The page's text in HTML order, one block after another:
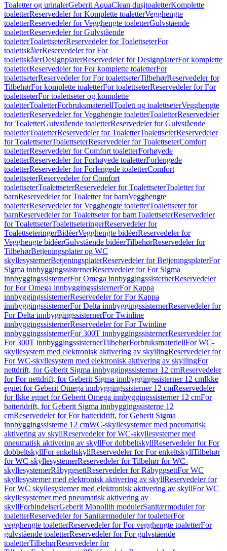
Toaletter og urinalerGeberit AquaClean dusjtoaletterKomplette
toaletterReservedeler for Komplette toaletterVegghengte
toaletterReservedeler for Vegghengte toaletterGulvstående
toaletterReservedeler for Gulvstående
toaletterToalettseterReservedeler for ToalettseterFor
toalettskålerReservedeler for For
toalettskålerDesignplaterReservedeler for DesignplaterFor komplette
toaletterReservedeler for For komplette toaletterFor
toalettseterReservedeler for For toalettseterTilbehørReservedeler for
TilbehørFor komplette toaletterFor toalettseterReservedeler for For
toalettseterFor toalettseter og komplette
toaletterToaletterForbruksmateriellToalett og toalettseterVegghengte
toaletterReservedeler for Vegghengte toaletterToaletterReservedeler
for ToaletterGulvstående toaletterReservedeler for Gulvstående
toaletterToaletterReservedeler for ToaletterToalettseterReservedeler
for ToalettseterToalettseterReservedeler for ToalettseterComfort
toaletterReservedeler for Comfort toaletterForhøyede
toaletterReservedeler for Forhøyede toaletterForlengede
toaletterReservedeler for Forlengede toaletterComfort
toalettseterReservedeler for Comfort
toalettseterToalettseterReservedeler for ToalettseterToaletter for
barnReservedeler for Toaletter for barnVegghengte
toaletterReservedeler for Vegghengte toaletterToalettseter for
barnReservedeler for Toalettseter for barnToalettseterReservedeler
for ToalettseterToalettseteringerReservedeler for
ToalettseteringerBidéerVegghengte bidéerReservedeler for
Vegghengte bidéerGulvstående bidéerTilbehørReservedeler for
TilbehørBetjeningsplater og WC
skyllesystemerBetjeningsplaterReservedeler for BetjeningsplaterFor
Sigma innbyggingssisternerReservedeler for For Sigma
innbyggingssisternerFor Omega innbyggingssisternerReservedeler
for For Omega innbyggingssisternerFor Kappa
innbyggingssisternerReservedeler for For Kappa
innbyggingssisternerFor Delta innbyggingssisternerReservedeler for
For Delta innbyggingssisternerFor Twinline
innbyggingssisternerReservedeler for For Twinline
innbyggingssisternerFor 300T innbyggingssisternerReservedeler for
For 300T innbyggingssisternerTilbehørForbruksmateriellFor WC-
skyllesystem med elektronisk aktivering av skyllingReservedeler for
For WC-skyllesystem med elektronisk aktivering av skyllingFor
nettdrift, for Geberit Sigma innbyggingssisterner 12 cmReservedeler
for For nettdrift, for Geberit Sigma innbyggingssisterner 12 cmIkke
egnet for Geberit Omega innbyggingssisterner 12 cmReservedeler
for Ikke egnet for Geberit Omega innbyggingssisterner 12 cmFor
batteridrift, for Geberit Sigma innbyggingssisterne 12
cmReservedeler for For batteridrift, for Geberit Sigma
innbyggingssisterne 12 cmWC-skyllesystemer med pneumatisk
aktivering av skyllReservedeler for WC-skyllesystemer med
pneumatisk aktivering av skyllFor dobbeltskyllReservedeler for For
dobbeltskyllFor enkeltskyllReservedeler for For enkeltskyllTilbehør
for WC-skyllesystemerReservedeler for Tilbehør for WC-
skyllesystemerRåbyggsettReservedeler for RåbyggsettFor WC
skyllesystemer med elektronisk aktivering av skyllReservedeler for
For WC skyllesystemer med elektronisk aktivering av skyllFor WC
skyllesystemer med pneumatisk aktivering av
skyllForbindelserGeberit Monolith modulerSanitærmoduler for
toaletterReservedeler for Sanitærmoduler for toaletterFor
vegghengte toaletterReservedeler for For vegghengte toaletterFor
gulvstående toaletterReservedeler for For gulvstående
toaletterTilbehørReservedeler for